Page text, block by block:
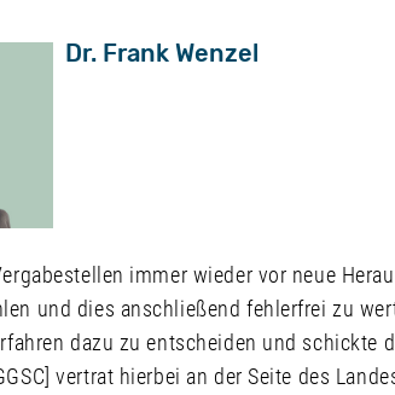
Dr. Frank Wenzel
immer wieder vor neue
und dies anschließend fehlerfrei zu
dazu zu entscheiden und schickte
vertrat hierbei an der Seite des